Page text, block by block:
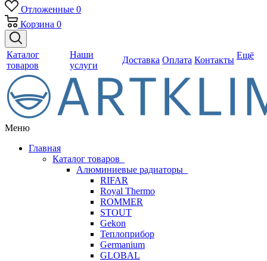
Отложенные 0
Корзина 0
Каталог
товаров
Наши
услуги
Доставка Оплата Контакты Ещё
Меню
Главная
Каталог товаров
Алюминиевые радиаторы
RIFAR
Royal Thermo
ROMMER
STOUT
Gekon
Теплоприбор
Germanium
GLOBAL